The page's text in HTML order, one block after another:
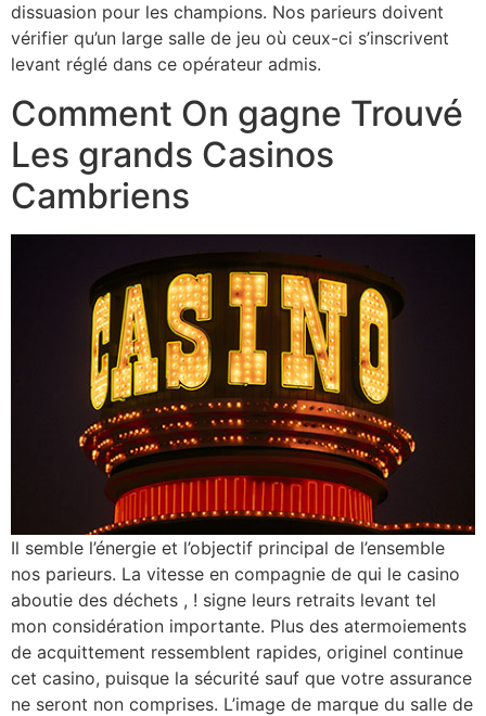
dissuasion pour les champions. Nos parieurs doivent
vérifier qu’un large salle de jeu où ceux-ci s’inscrivent
levant réglé dans ce opérateur admis.
Comment On gagne Trouvé
Les grands Casinos
Cambriens
Il semble l’énergie et l’objectif principal de l’ensemble
nos parieurs. La vitesse en compagnie de qui le casino
aboutie des déchets , ! signe leurs retraits levant tel
mon considération importante. Plus des atermoiements
de acquittement ressemblent rapides, originel continue
cet casino, puisque la sécurité sauf que votre assurance
ne seront non comprises. L’image de marque du salle de